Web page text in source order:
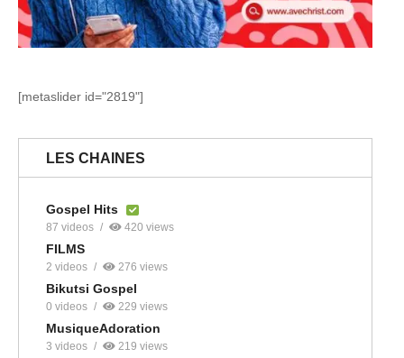
[metaslider id="2819"]
LES CHAINES
Gospel Hits
87 videos 420 views
FILMS
2 videos 276 views
Bikutsi Gospel
0 videos 229 views
MusiqueAdoration
3 videos 219 views